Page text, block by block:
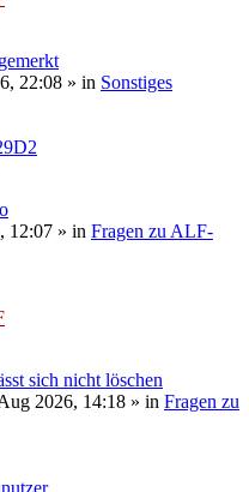
22:08 » in Sonstiges
12:07 » in Fragen zu ALF-
sich nicht löschen
2026, 14:18 » in Fragen zu